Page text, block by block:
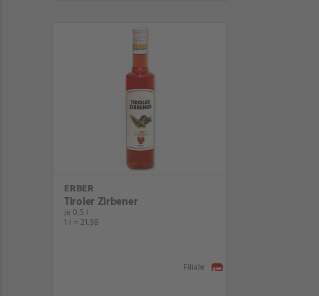
ERBER
Tiroler Zirbener
je 0,5 l
1 l = 21,98
Filiale